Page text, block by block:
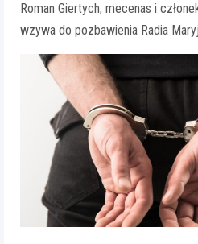
Roman Giertych, mecenas i
wzywa do pozbawienia Radia